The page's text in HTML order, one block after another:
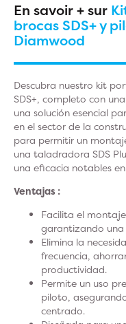
En savoir + sur
brocas SDS+ y
Diamwood
Descubra nuestro kit
SDS+, completo con
una solución esencial
en el sector de la
para permitir un
una taladradora SDS
una eficacia notables
Ventajas :
Facilita el
garantizando una
Elimina la
frecuencia,
productividad.
Permite un uso
piloto,
centrado.